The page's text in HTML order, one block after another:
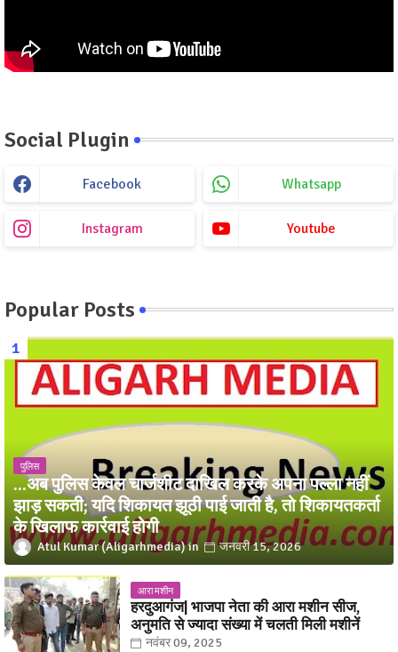
Social Plugin
Facebook Whatsapp
Instagram Youtube
Popular Posts
पुलिस
...अब पुलिस केवल चार्जशीट दाखिल करके अपना पल्ला नहीं
झाड़ सकती; यदि शिकायत झूठी पाई जाती है, तो शिकायतकर्ता
के खिलाफ कार्रवाई होगी
Atul Kumar (Aligarhmedia) जनवरी 15, 2026
आरा मशीन
हरदुआगंज| भाजपा नेता की आरा मशीन सीज,
अनुमति से ज्यादा संख्या में चलती मिली मशीनें
नवंबर 09, 2025